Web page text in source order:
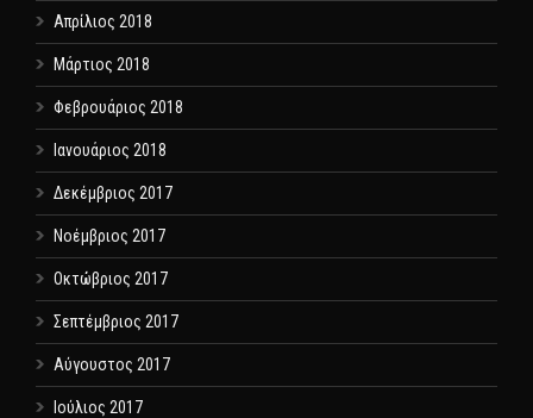
Απρίλιος 2018
Μάρτιος 2018
Φεβρουάριος 2018
Ιανουάριος 2018
Δεκέμβριος 2017
Νοέμβριος 2017
Οκτώβριος 2017
Σεπτέμβριος 2017
Αύγουστος 2017
Ιούλιος 2017